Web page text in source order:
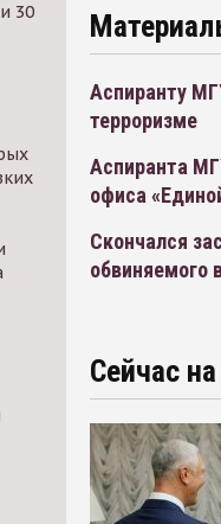
30
Аспиранту
терроризме
Аспиранта
офиса
Скончался
обвиняемого
Сейчас